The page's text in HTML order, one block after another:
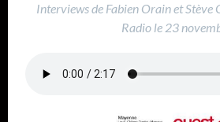
Interviews de Fabien Orain et Stève
Radio le 23